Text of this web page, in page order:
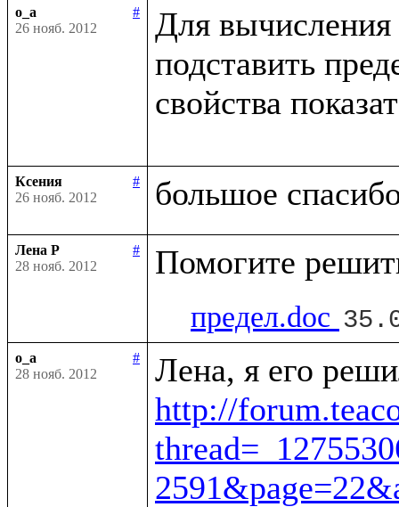
o_a
#
26 нояб. 2012
Для
подставить
свойства
Ксения
#
26 нояб. 2012
Лена Р
#
28 нояб. 2012
предел.doc
o_a
#
28 нояб. 2012
http://